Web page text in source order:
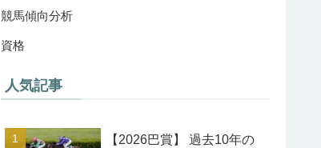
競馬傾向分析
資格
人気記事
【2026巴賞】 過去10年の